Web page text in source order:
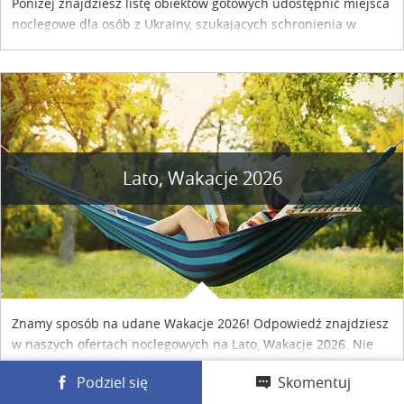
noclegowe dla osób z Ukrainy, szukających schronienia w
Lato, Wakacje 2026
Znamy sposób na udane Wakacje 2026! Odpowiedź znajdziesz
w naszych ofertach noclegowych na Lato, Wakacje 2026. Nie
zwlekaj atrakcyjne noclegi czekają...
Podziel się Skomentuj